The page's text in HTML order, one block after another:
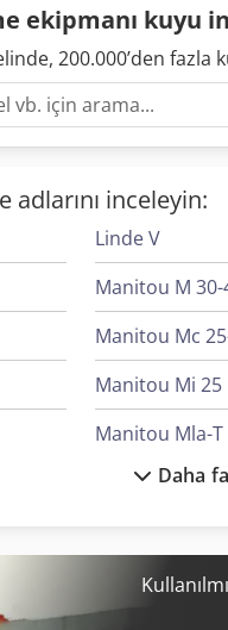
ekipmanı kuyu
200.000’den fazla
adlarını inceleyin:
Linde V
Manitou M 30-
Manitou Mc
Manitou Mi 25
Manitou Mla-T
Manitou Mt
Manitou Mt
Daha